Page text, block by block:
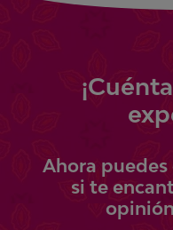
¡
Ahora puedes
si te